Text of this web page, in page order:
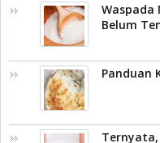
Waspada
Belum
Panduan
Ternyata,